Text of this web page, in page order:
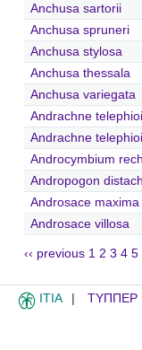
Anchusa sartorii
Anchusa spruneri
Anchusa stylosa
Anchusa thessala
Anchusa variegata
Andrachne
Andrachne
Androcymbium
Andropogon
Androsace maxima
Androsace villosa
‹‹ previous 1 2 3 4 5
ITIA ΤΥΠΠΕΡ